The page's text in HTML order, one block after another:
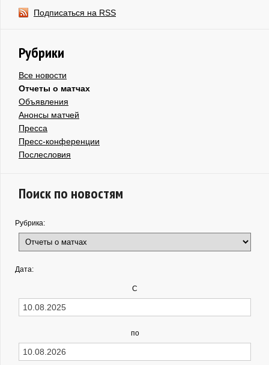
Подписаться на RSS
Рубрики
Все новости
Отчеты о матчах
Объявления
Анонсы матчей
Пресса
Пресс-конференции
Послесловия
Поиск по новостям
Рубрика:
Дата:
С
по